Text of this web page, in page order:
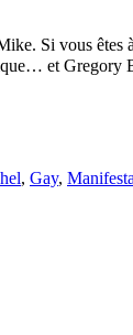
Si vous
et
, Gay,